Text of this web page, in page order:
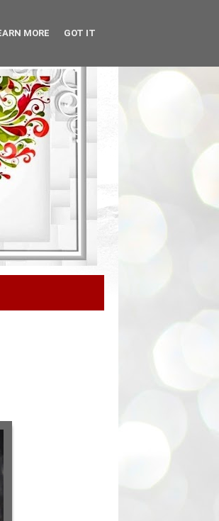
MORE GOT IT